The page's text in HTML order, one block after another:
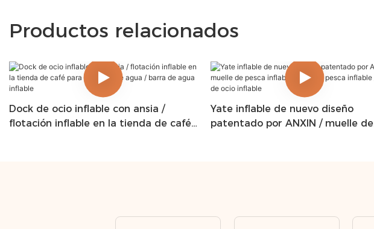
Productos relacionados
Dock de ocio inflable con ansia /
flotación inflable en la tienda de café
Yate inflable de nuevo diseño
patentado por ANXIN / muelle de